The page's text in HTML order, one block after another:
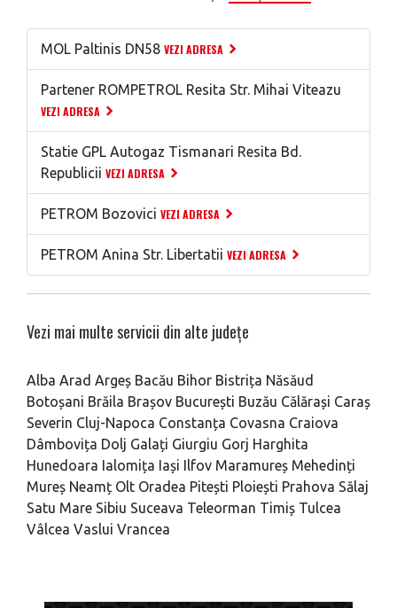
MOL Paltinis DN58 VEZI ADRESA
Partener ROMPETROL Resita Str. Mihai Viteazu
VEZI ADRESA
Statie GPL Autogaz Tismanari Resita Bd.
Republicii VEZI ADRESA
PETROM Bozovici VEZI ADRESA
PETROM Anina Str. Libertatii VEZI ADRESA
Vezi mai multe servicii din alte județe
Alba Arad Argeș Bacău Bihor Bistrița Năsăud
Botoșani Brăila Brașov București Buzău Călărași Caraș
Severin Cluj-Napoca Constanța Covasna Craiova
Dâmbovița Dolj Galați Giurgiu Gorj Harghita
Hunedoara Ialomița Iași Ilfov Maramureș Mehedinți
Mureș Neamț Olt Oradea Pitești Ploiești Prahova Sălaj
Satu Mare Sibiu Suceava Teleorman Timiș Tulcea
Vâlcea Vaslui Vrancea